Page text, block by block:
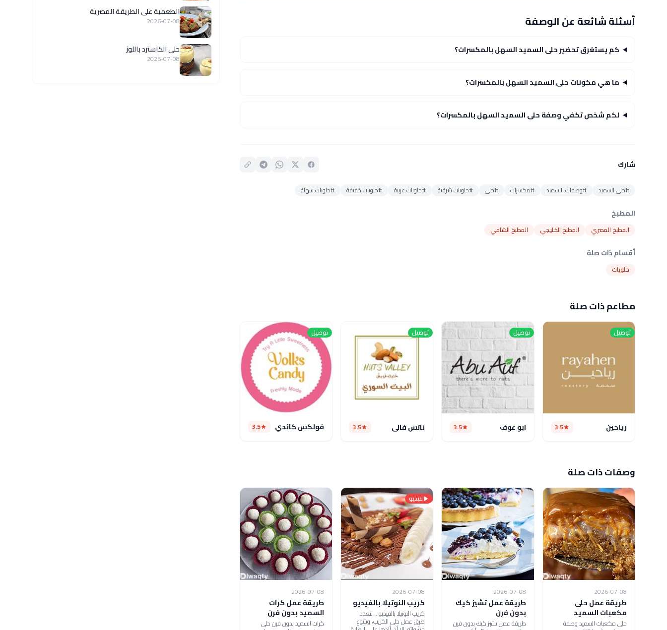
أسئلة شائعة عن الوصفة
كم يستغرق تحضير حلى السميد السهل بالمكسرات؟
ما هي مكونات حلى السميد السهل بالمكسرات؟
لكم شخص تكفي وصفة حلى السميد السهل بالمكسرات؟
شارك
#حلى السميد #وصفات بالسميد #مكسرات #حلى #حلويات شرقية #حلويات عربية #حلويات خفيفة #حلويات سهلة
المطبخ
المطبخ المصري المطبخ الخليجي المطبخ الشامي
أقسام ذات صلة
حلويات
مطاعم ذات صلة
توصيل
رياحين 3.5
توصيل
ابو عوف 3.5
توصيل
ناتس فالى 3.5
توصيل
فولكس كاندي 3.5
وصفات ذات صلة
2026-07-08
طريقة عمل حلى
مكعبات السميد
حلى مكعبات السميد وصفة
2026-07-08
طريقة عمل تشيز كيك
بدون فرن
طريقة عمل تشيز كيك بدون فرن
فيديو
2026-07-08
كريب النوتيلا بالفيديو
كريب النوتيلا بالفيديو .. تتعدد
طرق عمل حلى الكريب، وتتنوع
2026-07-08
طريقة عمل كرات
السميد بدون فرن
كرات السميد بدون فرن حلى
الطعمية على الطريقة المصرية
2026-07-08
حلى الكاسترد باللوز
2026-07-08